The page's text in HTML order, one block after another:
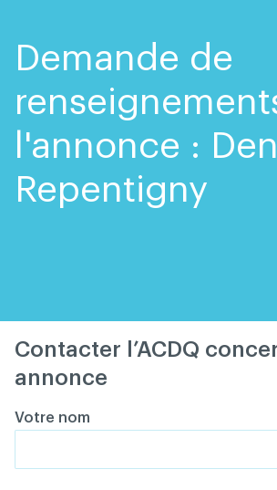
Demande de
l'annonce :
Repentigny
Contacter l’ACDQ
annonce
Votre nom